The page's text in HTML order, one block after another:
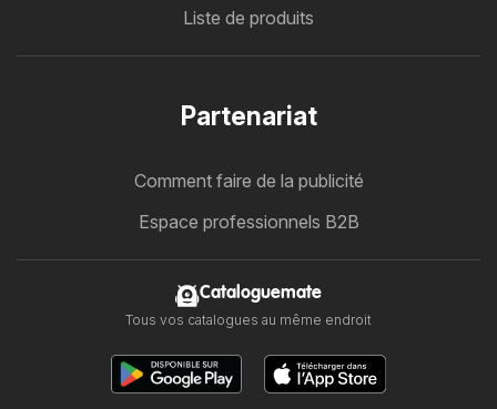
Liste de produits
Partenariat
Comment faire de la publicité
Espace professionnels B2B
Cataloguemate
Tous vos catalogues au même endroit